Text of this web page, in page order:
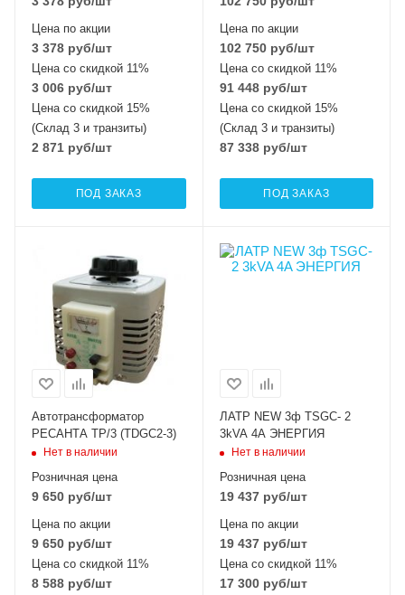
Цена по акции
3 378 руб/шт
Цена со скидкой 11%
3 006 руб/шт
Цена со скидкой 15%
(Склад 3 и транзиты)
2 871 руб/шт
ПОД ЗАКАЗ
Цена по акции
102 750руб/шт
Цена со скидкой 11%
91 448руб/шт
Цена со скидкой 15%
(Склад 3 и транзиты)
87 338руб/шт
ПОД ЗАКАЗ
Автотрансформатор
РЕСАНТА ТР/3 (TDGC2-3)
Нет в наличии
Розничная цена
9 650 руб/шт
Цена по акции
9 650 руб/шт
Цена со скидкой 11%
8 588 руб/шт
ЛАТР NEW 3ф TSGC- 2
3kVA 4A ЭНЕРГИЯ
Нет в наличии
Розничная цена
19 437руб/шт
Цена по акции
19 437руб/шт
Цена со скидкой 11%
17 300руб/шт